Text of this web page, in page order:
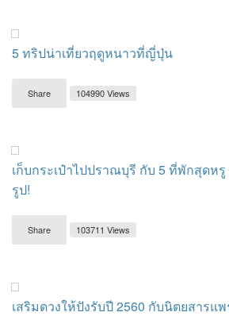
5 ทริปน่าเที่ยวฤดูหนาวที่ญี่ปุ่น
Share 104990 Views
เก็บกระเป๋าไปปราณบุรี กับ 5 ที่พักสุดห
รูป!
Share 103711 Views
เสริมดวงให้ปังรับปี 2560 กับนิตยสารแพ